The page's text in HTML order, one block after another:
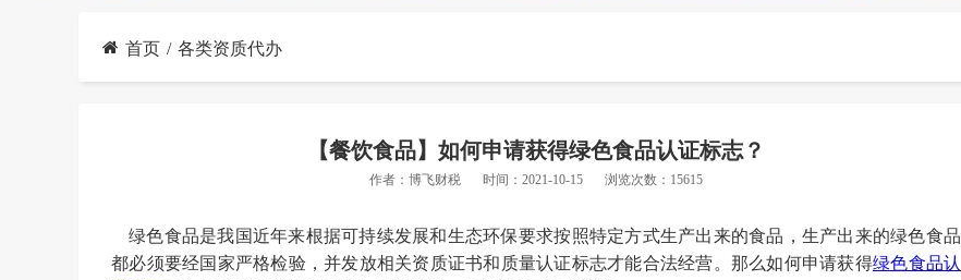
首页 各类资质代办
【餐饮食品】如何申请获得绿色食品认证标志？
作者： 博飞财税 时间：2021-10-15 浏览次数：15615
绿色食品是我国近年来根据可持续发展和生态环保要求按照特定方式生产出来的食品，生产出来的绿色食品
都必须要经国家严格检验，并发放相关资质证书和质量认证标志才能合法经营。那么如何申请获得绿色食品认